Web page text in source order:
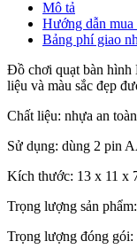
Mô tả
Hướng dẫn mua
Bảng phí giao
Đồ chơi quạt bàn hình
liệu và màu sắc đẹp
Chất liệu: nhựa an
Sử dụng: dùng 2 pin
Kích thước: 13 x 11 x
Trọng lượng sản
Trọng lượng đóng gói: